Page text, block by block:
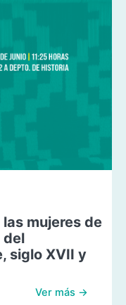
mujeres de
del
siglo XVII y
Ver más →